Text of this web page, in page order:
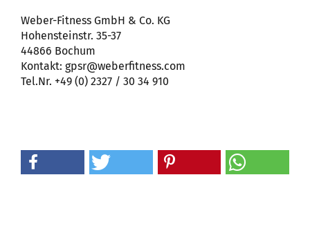
Weber-Fitness GmbH & Co. KG
Hohensteinstr. 35-37
44866 Bochum
Kontakt: gpsr@weberfitness.com
Tel.Nr. +49 (0) 2327 / 30 34 910